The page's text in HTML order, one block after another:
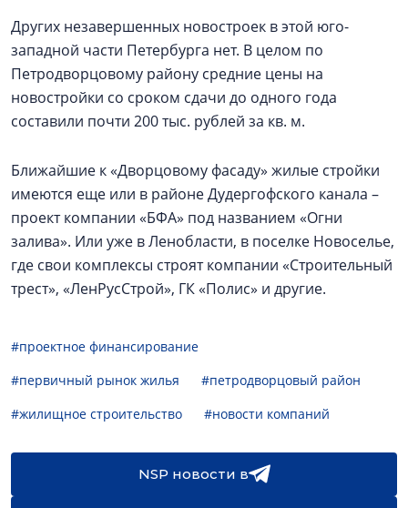
Других незавершенных новостроек в этой юго-
западной части Петербурга нет. В целом по
Петродворцовому району средние цены на
новостройки со сроком сдачи до одного года
составили почти 200 тыс. рублей за кв. м.
Ближайшие к «Дворцовому фасаду» жилые стройки
имеются еще или в районе Дудергофского канала –
проект компании «БФА» под названием «Огни
залива». Или уже в Ленобласти, в поселке Новоселье,
где свои комплексы строят компании «Строительный
трест», «ЛенРусСтрой», ГК «Полис» и другие.
#проектное финансирование
#первичный рынок жилья
#петродворцовый район
#жилищное строительство
#новости компаний
NSP новости в